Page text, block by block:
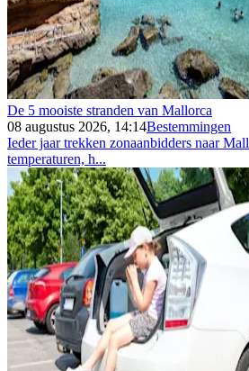
De 5 mooiste stranden van Mallorca
08 augustus 2026, 14:14Bestemmingen
Ieder jaar trekken zonaanbidders naar
temperaturen, h...